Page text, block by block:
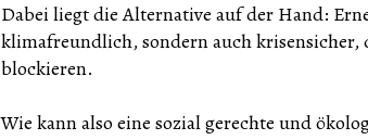
Dabei liegt die Alternative auf der Hand:
klimafreundlich, sondern auch krisensicher,
blockieren.
Wie kann also eine sozial gerechte und